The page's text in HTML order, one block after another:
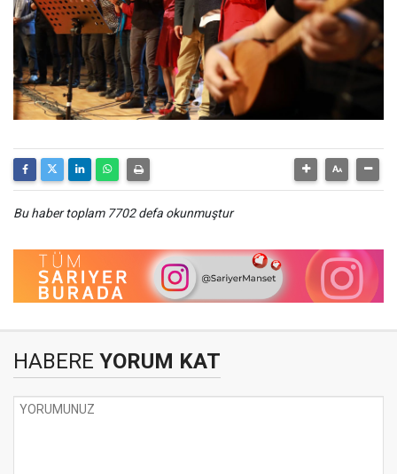
Bu haber toplam 7702 defa okunmuştur
HABERE YORUM KAT